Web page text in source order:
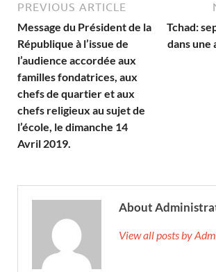
PREVIOUS ARTICLE
Message du Président de la
République à l’issue de
l’audience accordée aux
familles fondatrices, aux
chefs de quartier et aux
chefs religieux au sujet de
l’école, le dimanche 14
Avril 2019.
Tchad:
dans une
About
View all posts by